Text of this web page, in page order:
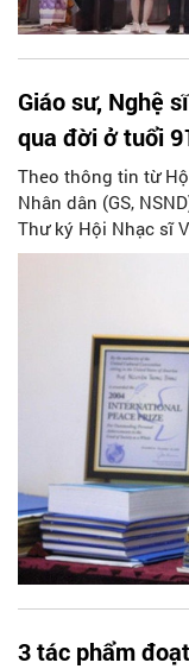
Giáo sư, Nghệ
qua đời ở tuổi
Theo thông tin từ
Nhân dân (GS,
Thư ký Hội Nhạc sĩ
văn học, nghệ thuật
3 tác phẩm